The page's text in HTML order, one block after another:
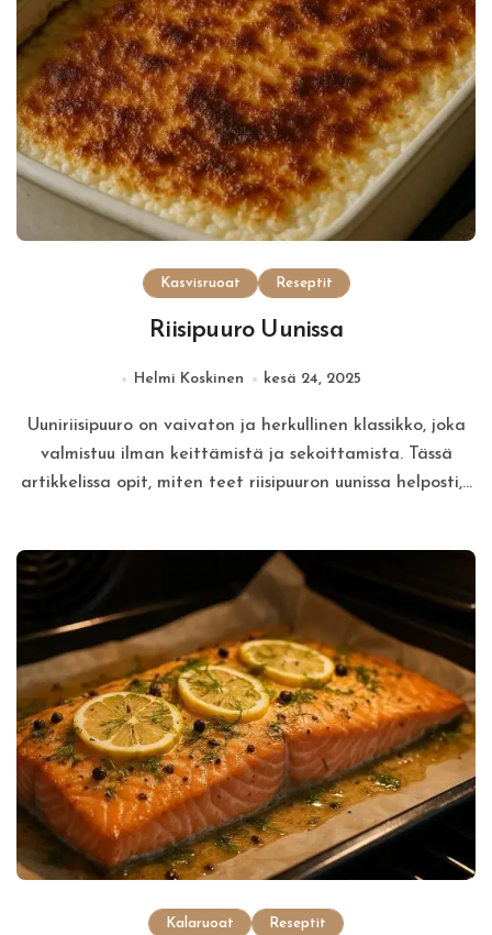
Kasvisruoat Reseptit
Riisipuuro Uunissa
Helmi Koskinen kesä 24, 2025
Uuniriisipuuro on vaivaton ja herkullinen klassikko, joka
valmistuu ilman keittämistä ja sekoittamista. Tässä
artikkelissa opit, miten teet riisipuuron uunissa helposti,…
Kalaruoat Reseptit